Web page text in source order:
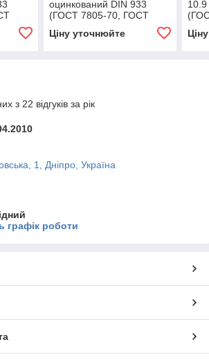
оцинкований DIN 933
(ГОСТ 7805-70, ГОСТ
Ціну уточнюйте
з 22 відгуків за рік
1, Дніпро, Україна
графік роботи